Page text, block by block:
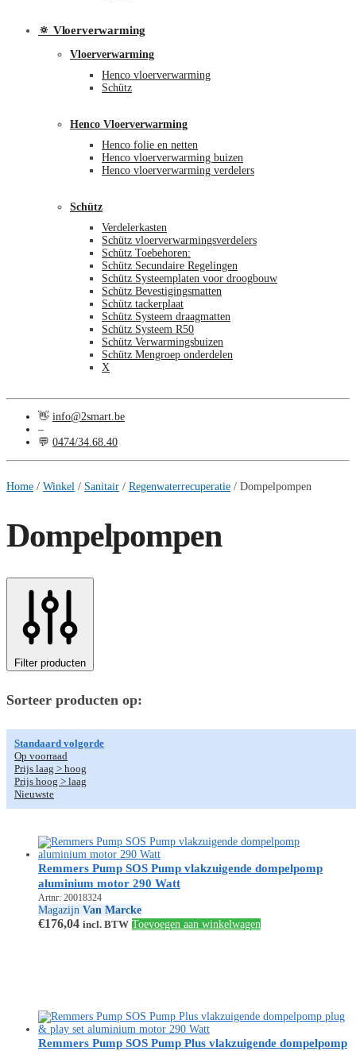
🔅 Vloerverwarming
Vloerverwarming
Henco vloerverwarming
Schütz
Henco Vloerverwarming
Henco folie en netten
Henco vloerverwarming buizen
Henco vloerverwarming verdelers
Schütz
Verdelerkasten
Schütz vloerverwarmingsverdelers
Schütz Toebehoren:
Schütz Secundaire Regelingen
Schütz Systeemplaten voor droogbouw
Schütz Bevestigingsmatten
Schütz tackerplaat
Schütz Systeem draagmatten
Schütz Systeem R50
Schütz Verwarmingsbuizen
Schütz Mengroep onderdelen
X
👋 info@2smart.be
–
💬 0474/34.68.40
Home / Winkel / Sanitair / Regenwaterrecuperatie / Dompelpompen
Dompelpompen
Filter producten
Sorteer producten op:
Standaard volgorde
Op voorraad
Prijs laag > hoog
Prijs hoog > laag
Nieuwste
Remmers Pump SOS Pump vlakzuigende dompelpomp
aluminium motor 290 Watt
Artnr: 20018324
Magazijn Van Marcke
€176,04 incl. BTW Toevoegen aan winkelwagen
Remmers Pump SOS Pump Plus vlakzuigende dompelpomp